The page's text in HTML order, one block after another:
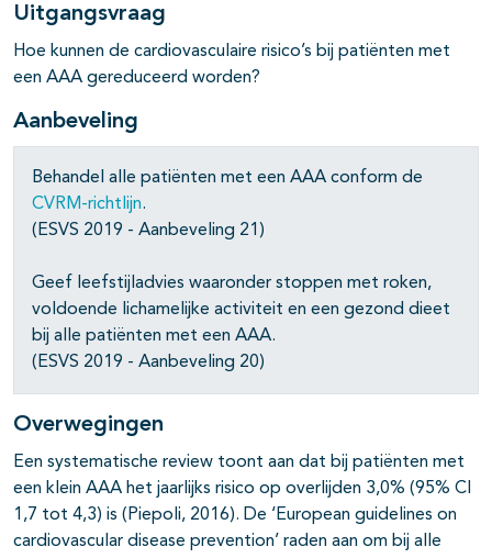
open- en dichtklappen
open- en dichtklappen
Uitgangsvraag
Hoe kunnen de cardiovasculaire risico’s bij patiënten met
een AAA gereduceerd worden?
Aanbeveling
Behandel alle patiënten met een AAA conform de
CVRM-richtlijn.
(ESVS 2019 - Aanbeveling 21)
Geef leefstijladvies waaronder stoppen met roken,
voldoende lichamelijke activiteit en een gezond dieet
bij alle patiënten met een AAA.
(ESVS 2019 - Aanbeveling 20)
Overwegingen
Een systematische review toont aan dat bij patiënten met
een klein AAA het jaarlijks risico op overlijden 3,0% (95% CI
1,7 tot 4,3) is (Piepoli, 2016). De ‘European guidelines on
cardiovascular disease prevention’ raden aan om bij alle